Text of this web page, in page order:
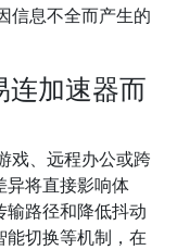
信息不全而产生的
连加速器而
戏、远程办公或跨
异将直接影响体
路径和降低抖动
能切换等机制，在